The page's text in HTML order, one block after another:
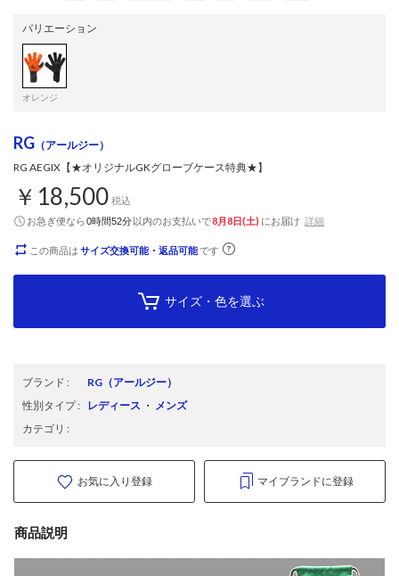
バリエーション
オレンジ
RG （アールジー）
RG AEGIX【★オリジナルGKグローブケース特典★】
￥18,500 税込
お急ぎ便なら0時間52分以内のお支払いで8月8日(土) にお届け 詳細
この商品は サイズ交換可能・返品可能です
サイズ・色を選ぶ
ブランド : RG （アールジー）
性別タイプ: レディース ・
メンズ
カテゴリ :
お気に入り登録 マイブランドに登録
商品説明